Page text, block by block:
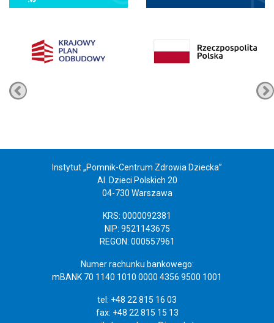
Instytut „Pomnik-Centrum Zdrowia Dziecka”
Al. Dzieci Polskich 20
04-730 Warszawa
KRS: 0000092381
NIP: 9521143675
REGON: 000557961
Numer rachunku bankowego:
mBANK 70 1140 1010 0000 4356 9500 1001
tel: +48 22 815 16 03
fax: +48 22 815 15 13